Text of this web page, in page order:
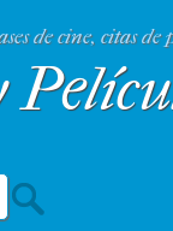
de cine, citas de